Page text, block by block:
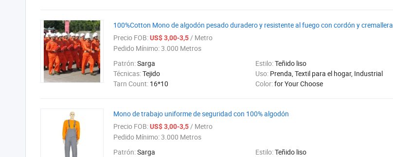
100%Cotton Mono de algodón pesado duradero y resistente al fuego con cordón y cremallera
Precio FOB:US$ 3,00-3,5/ Metro
Pedido Mínimo:3.000 Metros
Patrón:Sarga Estilo:Teñido liso
Técnicas:Tejido Uso: Prenda, Textil para el hogar, Industrial
Tarn Count: 16*10 Color:for Your Choose
Mono de trabajo uniforme de seguridad con 100% algodón
Precio FOB:US$ 3,00-3,5/ Metro
Pedido Mínimo:3.000 Metros
Patrón:Sarga Estilo:Teñido liso